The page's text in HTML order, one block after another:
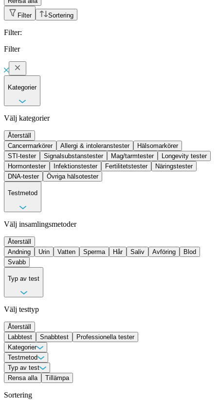
Filter
Sortering
Filter:
Filter
Kategorier
Välj kategorier
Återställ
Cancermarkörer
Allergi & intoleranstester
Hälsomarkörer
STI-tester
Signalsubstanstester Mag/tarmtester
Longevity tester
Hormontester
Infektionstester Fertilitetstester
Näringstester
DNA-tester
Övriga hälsotester
Testmetod
Välj insamlingsmetoder
Återställ
Andning
Urin Vatten Sperma Hår Saliv Avföring
Blod
Svabb
Typ av test
Välj testtyp
Återställ
Labbtest
Snabbtest
Professionella tester
Kategorier
Allergi & intoleranstester
Fertilitetstester
Longevity tester
Mag/tarmtester
Testmetod
Andning
Avföring
Vatten
Typ av test
Labbtest
Professionella tester
Rensa alla Tillämpa
Sortering